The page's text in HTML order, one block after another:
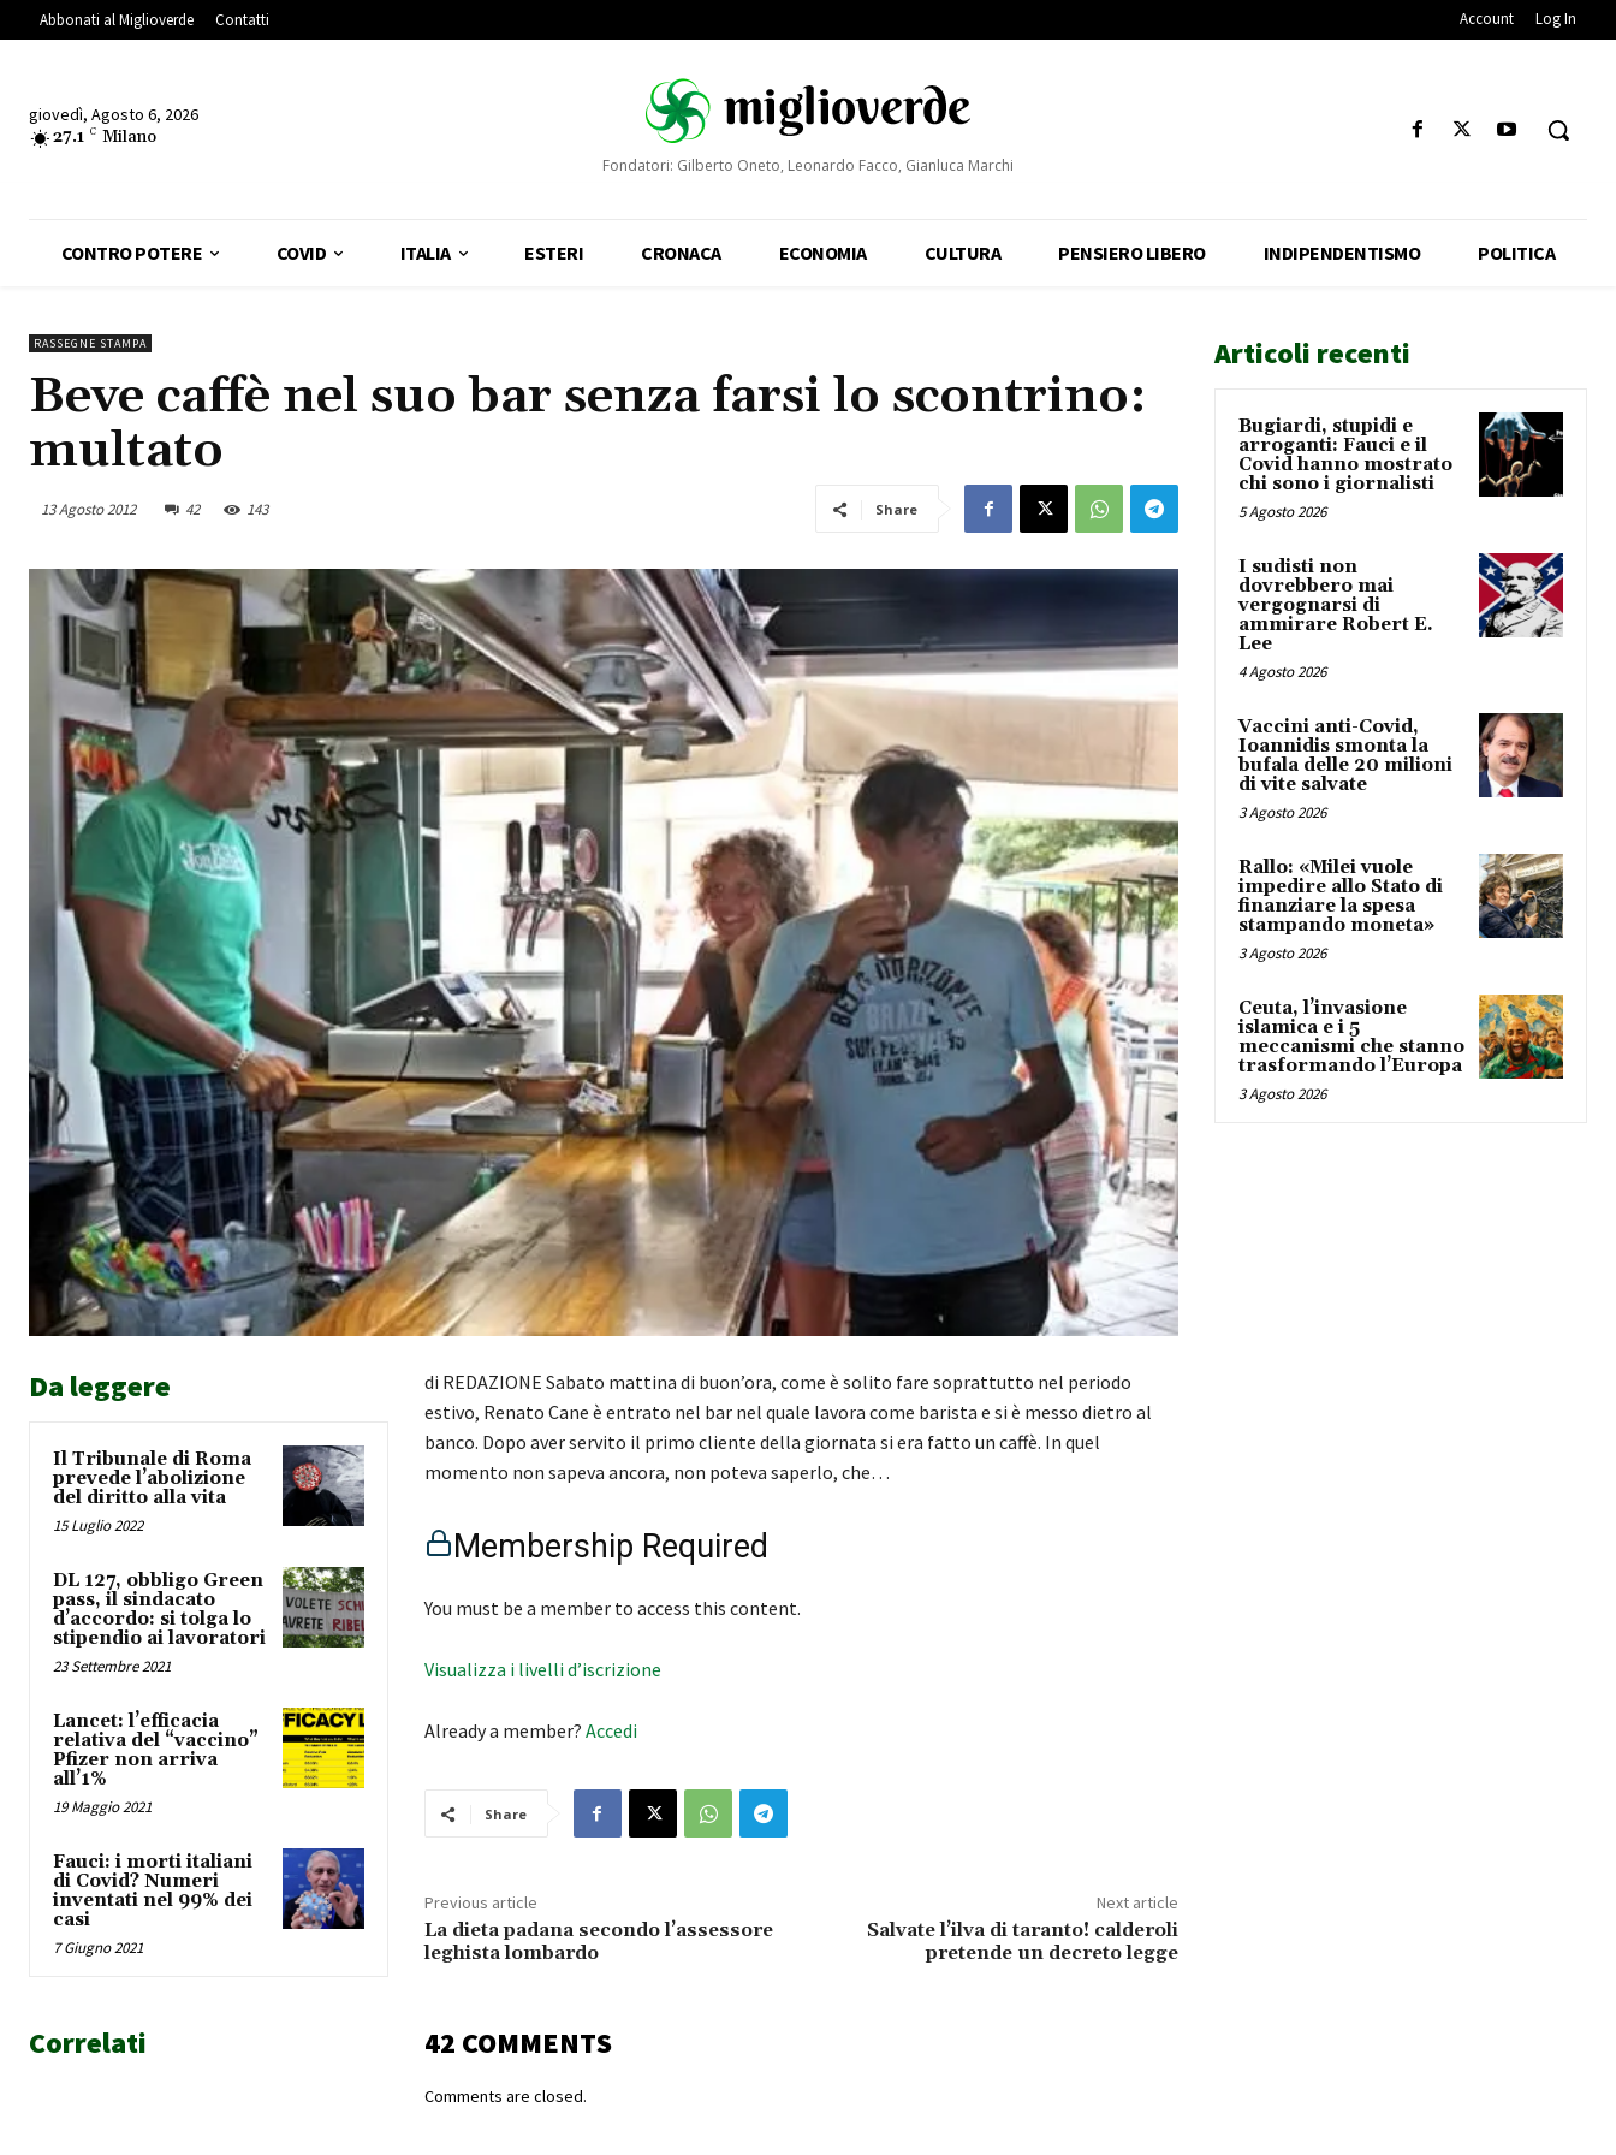
Abbonati al Miglioverde Contatti Account Log In
giovedì, Agosto 6, 2026
27.1 C Milano
Fondatori: Gilberto Oneto, Leonardo Facco, Gianluca Marchi
CONTRO POTERE COVID ITALIA ESTERI CRONACA ECONOMIA CULTURA PENSIERO LIBERO INDIPENDENTISMO POLITICA
RASSEGNE STAMPA
Beve caffè nel suo bar senza farsi lo scontrino:
multato
13 Agosto 2012 42 143 Share
Da leggere
Il Tribunale di Roma
prevede l’abolizione
del diritto alla vita
15 Luglio 2022
DL 127, obbligo Green
pass, il sindacato
d’accordo: si tolga lo
stipendio ai lavoratori
23 Settembre 2021
Lancet: l’efficacia
relativa del “vaccino”
Pfizer non arriva
all’1%
19 Maggio 2021
Fauci: i morti italiani
di Covid? Numeri
inventati nel 99% dei
casi
7 Giugno 2021
di REDAZIONE Sabato mattina di buon’ora, come è solito fare soprattutto nel periodo
estivo, Renato Cane è entrato nel bar nel quale lavora come barista e si è messo dietro al
banco. Dopo aver servito il primo cliente della giornata si era fatto un caffè. In quel
momento non sapeva ancora, non poteva saperlo, che…
Membership Required
You must be a member to access this content.
Visualizza i livelli d’iscrizione
Already a member? Accedi
Share
Previous article
La dieta padana secondo l’assessore
leghista lombardo
Next article
Salvate l’ilva di taranto! calderoli
pretende un decreto legge
Correlati 42 COMMENTS
Comments are closed.
Articoli recenti
Bugiardi, stupidi e
arroganti: Fauci e il
Covid hanno mostrato
chi sono i giornalisti
5 Agosto 2026
I sudisti non
dovrebbero mai
vergognarsi di
ammirare Robert E.
Lee
4 Agosto 2026
Vaccini anti-Covid,
Ioannidis smonta la
bufala delle 20 milioni
di vite salvate
3 Agosto 2026
Rallo: «Milei vuole
impedire allo Stato di
finanziare la spesa
stampando moneta»
3 Agosto 2026
Ceuta, l’invasione
islamica e i 5
meccanismi che stanno
trasformando l’Europa
3 Agosto 2026